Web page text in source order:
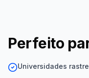
Perfeito
Universidades